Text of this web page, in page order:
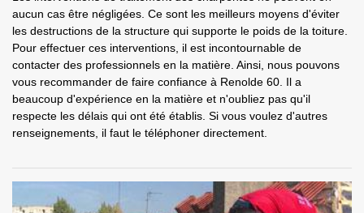
aucun cas être négligées. Ce sont les meilleurs moyens d'éviter
les destructions de la structure qui supporte le poids de la toiture.
Pour effectuer ces interventions, il est incontournable de
contacter des professionnels en la matière. Ainsi, nous pouvons
vous recommander de faire confiance à Renolde 60. Il a
beaucoup d'expérience en la matière et n'oubliez pas qu'il
respecte les délais qui ont été établis. Si vous voulez d'autres
renseignements, il faut le téléphoner directement.